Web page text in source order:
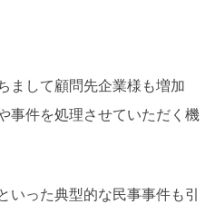
まして顧問先企業様も増加
事件を処理させていただく機
いった典型的な民事事件も引